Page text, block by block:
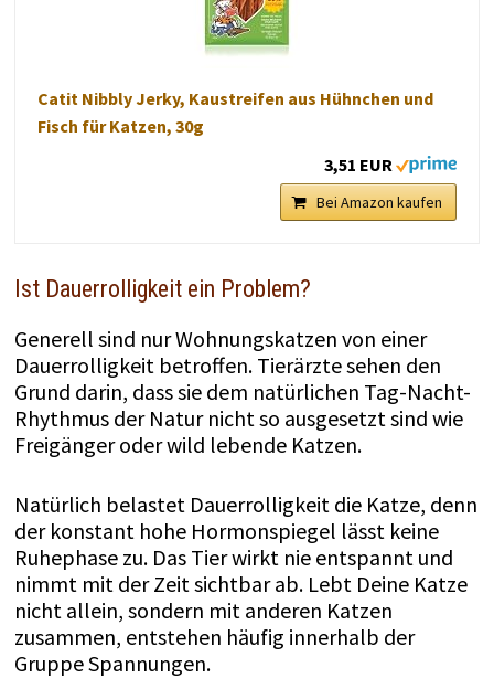
Catit Nibbly Jerky, Kaustreifen aus Hühnchen und
Fisch für Katzen, 30g
3,51 EUR
Bei Amazon kaufen
Ist Dauerrolligkeit ein Problem?
Generell sind nur Wohnungskatzen von einer
Dauerrolligkeit betroffen. Tierärzte sehen den
Grund darin, dass sie dem natürlichen Tag-Nacht-
Rhythmus der Natur nicht so ausgesetzt sind wie
Freigänger oder wild lebende Katzen.
Natürlich belastet Dauerrolligkeit die Katze, denn
der konstant hohe Hormonspiegel lässt keine
Ruhephase zu. Das Tier wirkt nie entspannt und
nimmt mit der Zeit sichtbar ab. Lebt Deine Katze
nicht allein, sondern mit anderen Katzen
zusammen, entstehen häufig innerhalb der
Gruppe Spannungen.